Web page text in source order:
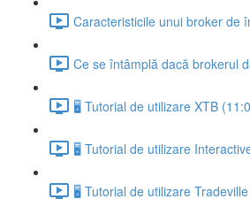
Caracteristicile unui broker de
Ce se întâmplă dacă brokerul
🖥 Tutorial de utilizare XTB
🖥 Tutorial de utilizare
🖥 Tutorial de utilizare